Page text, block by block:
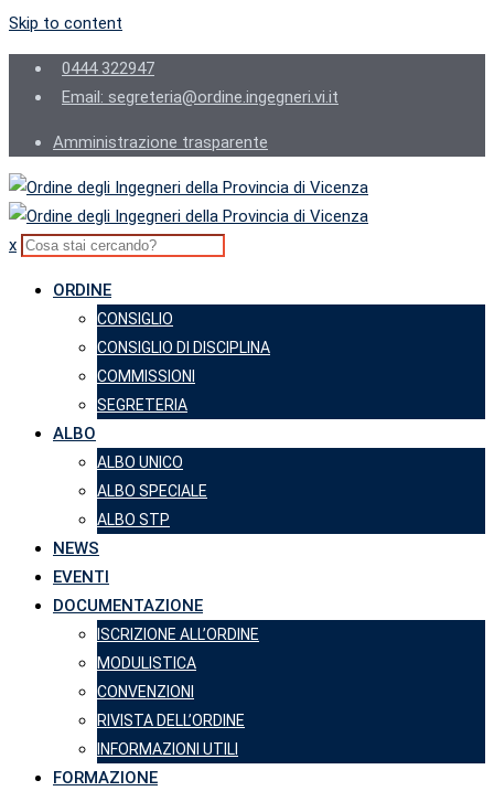
Skip to content
0444 322947
Email: segreteria@ordine.ingegneri.vi.it
Amministrazione trasparente
x
ORDINE
CONSIGLIO
CONSIGLIO DI DISCIPLINA
COMMISSIONI
SEGRETERIA
ALBO
ALBO UNICO
ALBO SPECIALE
ALBO STP
NEWS
EVENTI
DOCUMENTAZIONE
ISCRIZIONE ALL’ORDINE
MODULISTICA
CONVENZIONI
RIVISTA DELL’ORDINE
INFORMAZIONI UTILI
FORMAZIONE